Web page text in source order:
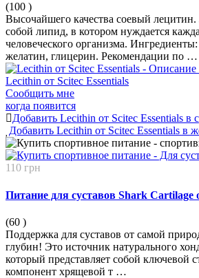
(100 )
Высочайшего качества соевый
собой липид, в котором нуждается
человеческого организма.
желатин, глицерин. Рекомендации по …
Сообщить мне
когда появится
Добавить Lecithin от Scitec Essentials в
Добавить Lecithin от Scitec Essentials в
110 грн
Питание для суставов Shark Cartilage
(60 )
Поддержка для суставов от самой
глубин! Это источник натурального
который представляет собой ключевой
компонент хрящевой т …